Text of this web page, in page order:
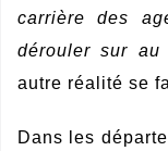
carrière des
dérouler sur
autre réalité se
Dans les